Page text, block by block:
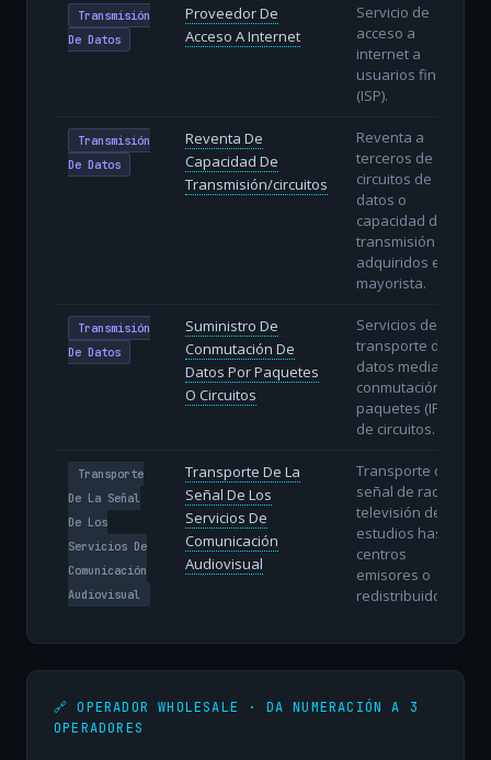
Transmisión
De Datos
Proveedor De
Acceso A Internet
Servicio de
acceso a
internet a
usuarios finales
(ISP).
Transmisión
De Datos
Reventa De
Capacidad De
Transmisión/circuitos
Reventa a
terceros de
circuitos de
datos o
capacidad de
transmisión
adquiridos en
mayorista.
Transmisión
De Datos
Suministro De
Conmutación De
Datos Por Paquetes
O Circuitos
Servicios de
transporte de
datos mediante
conmutación de
paquetes (IP) o
de circuitos.
Transporte
De La Señal
De Los
Servicios De
Comunicación
Audiovisual
Transporte De La
Señal De Los
Servicios De
Comunicación
Audiovisual
Transporte de la
señal de radio y
televisión desde
estudios hasta
centros
emisores o
redistribuidores.
🔗 OPERADOR WHOLESALE · DA NUMERACIÓN A 3
OPERADORES